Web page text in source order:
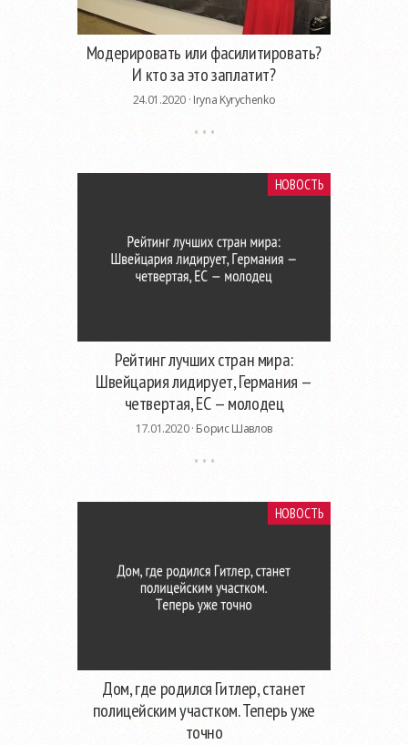
Модерировать или фасилитировать?
И кто за это заплатит?
24.01.2020 ·Iryna Kyrychenko
НОВОСТЬ
Рейтинг лучших стран мира:
Швейцария лидирует, Германия —
четвертая, ЕС — молодец
17.01.2020 ·Борис Шавлов
НОВОСТЬ
Дом, где родился Гитлер, станет
полицейским участком. Теперь уже
точно